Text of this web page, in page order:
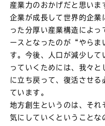
産業力のおかげだと思いま
企業が成長して世界的企業
った分厚い産業構造によ
ースとなったのが“やらま
す。今後、人口が減少して
っていくためには、我々
に立ち戻って、復活させる
ています。
地方創生というのは、それ
気にしていくということな